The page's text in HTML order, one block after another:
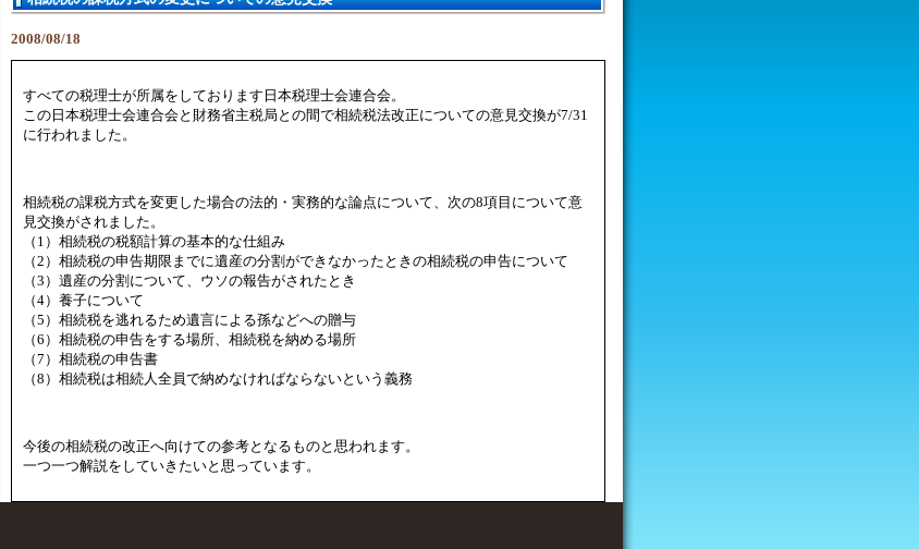
2008/08/18
すべての税理士が所属をしております日本税理士会連合会。
この日本税理士会連合会と財務省主税局との間で相続税法改正についての意見交換が7/31
に行われました。
相続税の課税方式を変更した場合の法的・実務的な論点について、次の8項目について意
見交換がされました。
（1）相続税の税額計算の基本的な仕組み
（2）相続税の申告期限までに遺産の分割ができなかったときの相続税の申告について
（3）遺産の分割について、ウソの報告がされたとき
（4）養子について
（5）相続税を逃れるため遺言による孫などへの贈与
（6）相続税の申告をする場所、相続税を納める場所
（7）相続税の申告書
（8）相続税は相続人全員で納めなければならないという義務
今後の相続税の改正へ向けての参考となるものと思われます。
一つ一つ解説をしていきたいと思っています。